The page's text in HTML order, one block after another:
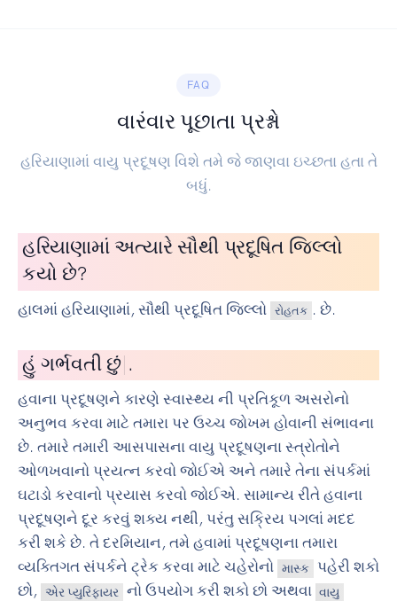
FAQ
વારંવાર પૂછાતા પ્રશ્નો
હરિયાણામાં વાયુ પ્રદૂષણ વિશે તમે જે જાણવા ઇચ્છતા હતા તે
બધું.
હરિયાણામાં અત્યારે સૌથી પ્રદૂષિત જિલ્લો
કયો છે?
હાલમાં હરિયાણામાં, સૌથી પ્રદૂષિત જિલ્લો રોહતક . છે.
હુંવ|.
હવાના પ્રદૂષણને કારણે સ્વાસ્થ્ય ની પ્રતિકૂળ અસરોનો
અનુભવ કરવા માટે તમારા પર ઉચ્ચ જોખમ હોવાની સંભાવના
છે. તમારે તમારી આસપાસના વાયુ પ્રદૂષણના સ્ત્રોતોને
ઓળખવાનો પ્રયત્ન કરવો જોઈએ અને તમારે તેના સંપર્કમાં
ઘટાડો કરવાનો પ્રયાસ કરવો જોઈએ. સામાન્ય રીતે હવાના
પ્રદૂષણને દૂર કરવું શક્ય નથી, પરંતુ સક્રિય પગલાં મદદ
કરી શકે છે. તે દરમિયાન, તમે હવામાં પ્રદૂષણના તમારા
વ્યક્તિગત સંપર્કને ટ્રેક કરવા માટે ચહેરોનો માસ્ક પહેરી શકો
છો,
એર પ્યુરિફાયર નો ઉપયોગ કરી શકો છો અથવા વાયુ